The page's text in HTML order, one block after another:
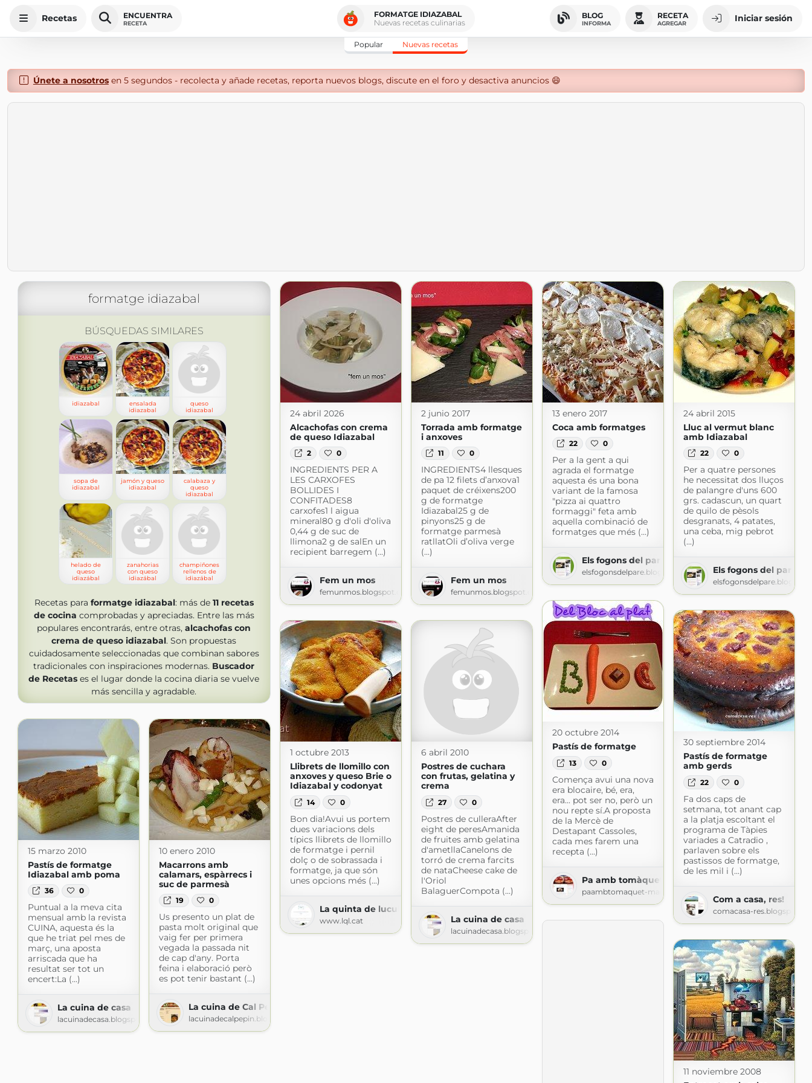
Recetas ENCUENTRA
RECETA
FORMATGE IDIAZABAL
Nuevas recetas culinarias
BLOG
INFORMA
RECETA
AGREGAR Iniciar sesión
Popular Nuevas recetas
Únete a nosotrosen 5 segundos - recolecta y añade recetas, reporta nuevos blogs, discute en el foro y desactiva anuncios 😄
formatge idiazabal
BÚSQUEDAS SIMILARES
idiazabal
ensalada
idiazabal
queso
idiazabal
sopa de
idiazabal
jamón y queso
idiazabal
calabaza y
queso
idiazabal
helado de
queso
idiazábal
zanahorias
con queso
idiazábal
champiñones
rellenos de
idiazábal
Recetas para formatge idiazabal: más de 11 recetas
de cocina comprobadas y apreciadas. Entre las más
populares encontrarás, entre otras, alcachofas con
crema de queso idiazabal. Son propuestas
cuidadosamente seleccionadas que combinan sabores
tradicionales con inspiraciones modernas. Buscador
de Recetas es el lugar donde la cocina diaria se vuelve
más sencilla y agradable.
24 abril 2026
Alcachofas con crema
de queso Idiazabal
2 0
INGREDIENTS PER A
LES CARXOFES
BOLLIDES I
CONFITADES8
carxofes1 l aigua
mineral80 g d'oli d'oliva
0,44 g de suc de
llimona2 g de salEn un
recipient barregem (...)
Fem un mos
femunmos.blogspot.com
2 junio 2017
Torrada amb formatge
i anxoves
11 0
INGREDIENTS4 llesques
de pa 12 filets d’anxova1
paquet de créixens200
g de formatge
Idiazabal25 g de
pinyons25 g de
formatge parmesà
ratllatOli d’oliva verge
(...)
Fem un mos
femunmos.blogspot.com
13 enero 2017
Coca amb formatges
22 0
Per a la gent a qui
agrada el formatge
aquesta és una bona
variant de la famosa
"pizza ai quattro
formaggi" feta amb
aquella combinació de
formatges que més (...)
Els fogons del pare
elsfogonsdelpare.blogspot.com
24 abril 2015
Lluc al vermut blanc
amb Idiazabal
22 0
Per a quatre persones
he necessitat dos lluços
de palangre d'uns 600
grs. cadascun, un quart
de quilo de pèsols
desgranats, 4 patates,
una ceba, mig pebrot
(...)
Els fogons del pare
20 octubre 2014
Pastís de formatge
13 0
Comença avui una nova
era blocaire, bé, era,
era... pot ser no, però un
nou repte sí.A proposta
de la Mercè de
Destapant Cassoles,
cada mes farem una
recepta (...)
Pa amb tomàquet
paambtomaquet-marylou.blogspot.com
30 septiembre 2014
Pastís de formatge
amb gerds
22 0
Fa dos caps de
setmana, tot anant cap
a la platja escoltant el
programa de Tàpies
variades a Catradio ,
parlaven sobre els
pastissos de formatge,
de les mil i (...)
Com a casa, res!
comacasa-
1 octubre 2013
Llibrets de llomillo con
anxoves y queso Brie o
Idiazabal y codonyat
14 0
Bon dia!Avui us portem
dues variacions dels
típics llibrets de llomillo
de formatge i pernil
dolç o de sobrassada i
formatge, ja que són
unes opcions més (...)
La quinta de luculus
www.lql.cat
6 abril 2010
Postres de cuchara
con frutas, gelatina y
crema
27 0
Postres de culleraAfter
eight de peresAmanida
de fruites amb gelatina
d'ametllaCanelons de
torró de crema farcits
de nataCheese cake de
l'Oriol
BalaguerCompota (...)
La cuina de casa
lacuinadecasa.blogspot.com
15 marzo 2010
Pastís de formatge
Idiazabal amb poma
36 0
Puntual a la meva cita
mensual amb la revista
CUINA, aquesta és la
que he triat pel mes de
març, una aposta
arriscada que ha
resultat ser tot un
encert:La (...)
La cuina de casa
lacuinadecasa.blogspot.com
10 enero 2010
Macarrons amb
calamars, espàrrecs i
suc de parmesà
19 0
Us presento un plat de
pasta molt original que
vaig fer per primera
vegada la passada nit
de cap d'any. Porta
feina i elaboració però
es pot tenir bastant (...)
La cuina de Cal Pepin
lacuinadecalpepin.blogspot.com
11 noviembre 2008